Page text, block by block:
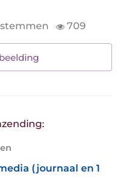
709
(journaal en 1